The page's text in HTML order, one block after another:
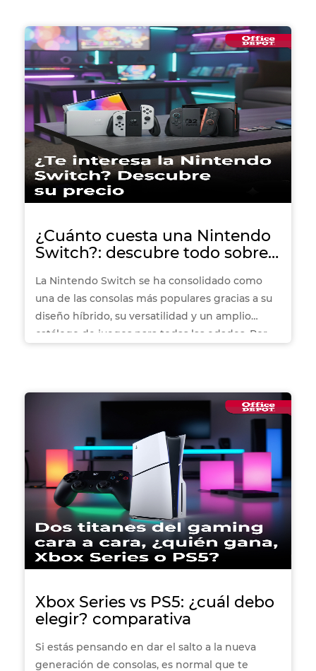
¿Cuánto cuesta una Nintendo
Switch?: descubre todo sobre
La Nintendo Switch se ha consolidado como
una de las consolas más populares gracias a su
diseño híbrido, su versatilidad y un amplio
catálogo de juegos para todas las edades. Por
existen entre los modelos y cuál se adapta
mejor a tu forma de jugar. En esta guía te
explicamos las características principales de las
distintas ediciones disponibles, qué elementos
influyen en su precio y cómo elegir la opción
ideal según tu estilo de juego y necesidades.
Xbox Series vs PS5: ¿cuál debo
elegir? comparativa
Si estás pensando en dar el salto a la nueva
generación de consolas, es normal que te